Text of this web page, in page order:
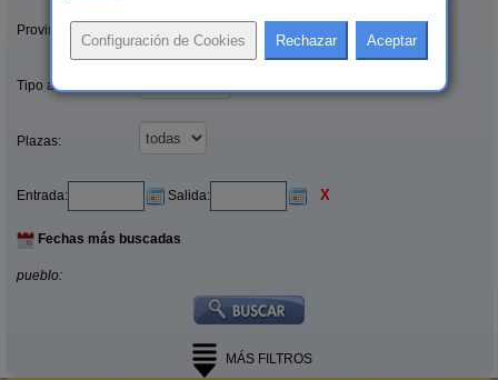
Provincias/Islas:
Tipo alquiler:
Plazas:
Entrada: Salida: X
Fechas más buscadas
pueblo:
MÁS FILTROS